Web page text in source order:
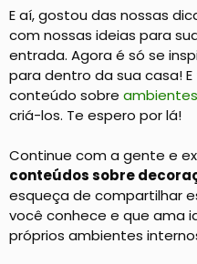
E aí, gostou das nossas
com nossas ideias para
entrada. Agora é só se
para dentro da sua casa!
conteúdo sobre
criá-los. Te espero por lá!
Continue com a gente e
conteúdos sobre
esqueça de compartilhar
você conhece e que ama
próprios ambientes